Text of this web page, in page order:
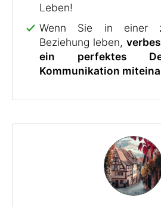
Leben!
Wenn Sie in einer
Beziehung leben,
ein perfektes
Kommunikation